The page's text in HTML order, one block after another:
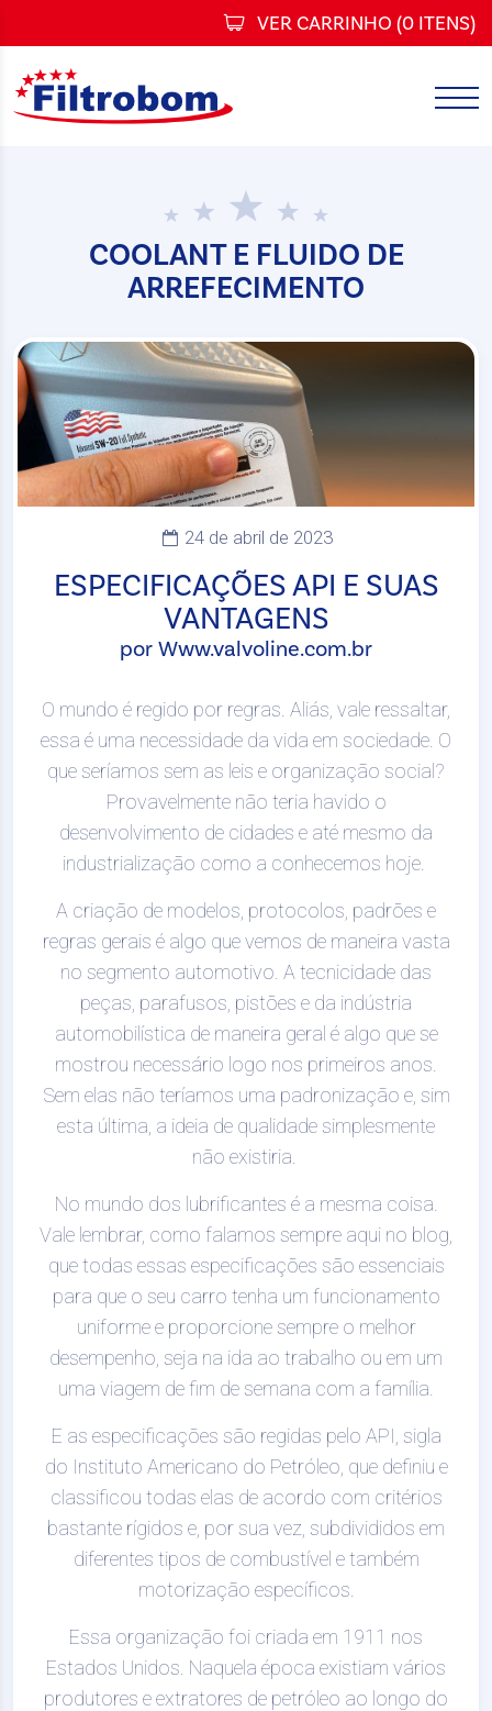
VER CARRINHO (0 ITENS)
COOLANT E FLUIDO DE
ARREFECIMENTO
24 de abril de 2023
ESPECIFICAÇÕES API E SUAS
VANTAGENS
por Www.valvoline.com.br
O mundo é regido por regras. Aliás, vale ressaltar,
essa é uma necessidade da vida em sociedade. O
que seríamos sem as leis e organização social?
Provavelmente não teria havido o
desenvolvimento de cidades e até mesmo da
industrialização como a conhecemos hoje.
A criação de modelos, protocolos, padrões e
regras gerais é algo que vemos de maneira vasta
no segmento automotivo. A tecnicidade das
peças, parafusos, pistões e da indústria
automobilística de maneira geral é algo que se
mostrou necessário logo nos primeiros anos.
Sem elas não teríamos uma padronização e, sim
esta última, a ideia de qualidade simplesmente
não existiria.
No mundo dos lubrificantes é a mesma coisa.
Vale lembrar, como falamos sempre aqui no blog,
que todas essas especificações são essenciais
para que o seu carro tenha um funcionamento
uniforme e proporcione sempre o melhor
desempenho, seja na ida ao trabalho ou em um
uma viagem de fim de semana com a família.
E as especificações são regidas pelo API, sigla
do Instituto Americano do Petróleo, que definiu e
classificou todas elas de acordo com critérios
bastante rígidos e, por sua vez, subdivididos em
diferentes tipos de combustível e também
motorização específicos.
Essa organização foi criada em 1911 nos
Estados Unidos. Naquela época existiam vários
produtores e extratores de petróleo ao longo do